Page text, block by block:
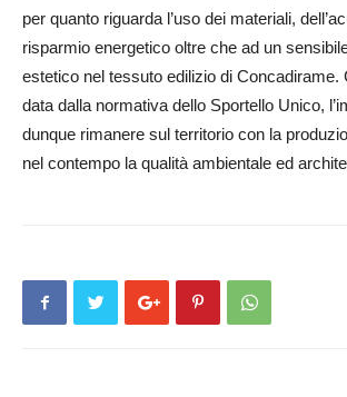
per quanto riguarda l’uso dei materiali,
risparmio energetico oltre che ad un
estetico nel tessuto edilizio di Conca­di­rame.
data dalla normativa dello Sportello Unico,
dunque rimanere sul territorio con la
nel contempo la qualità ambientale ed